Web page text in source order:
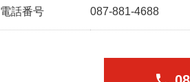
電話番号 087-881-4688